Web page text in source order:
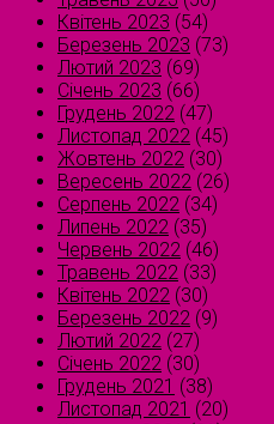
Квітень 2023 (54)
Березень 2023 (73)
Лютий 2023 (69)
Січень 2023 (66)
Грудень 2022 (47)
Листопад 2022 (45)
Жовтень 2022 (30)
Вересень 2022 (26)
Серпень 2022 (34)
Липень 2022 (35)
Червень 2022 (46)
Травень 2022 (33)
Квітень 2022 (30)
Березень 2022 (9)
Лютий 2022 (27)
Січень 2022 (30)
Грудень 2021 (38)
Листопад 2021 (20)